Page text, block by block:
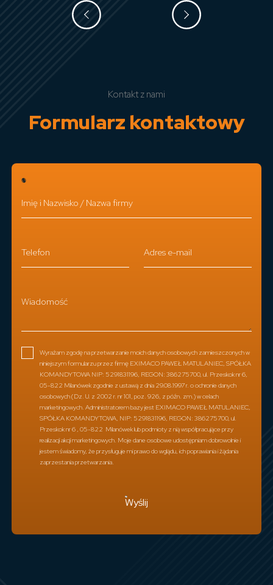
Kontakt z nami
Formularz kontaktowy
Imię i Nazwisko / Nazwa firmy
Telefon Adres e-mail
Wiadomość
Wyrażam zgodę na przetwarzanie moich danych osobowych zamieszczonych w
niniejszym formularzu przez firmę EXIMACO PAWEŁ MATULANIEC, SPÓŁKA
KOMANDYTOWA NIP: 5291831196, REGON: 386275700, ul. Przeskok nr 6,
05-822 Milanówek zgodnie z ustawą z dnia 29.08.1997 r. o ochronie danych
osobowych (Dz. U. z 2002 r. nr 101, poz. 926, z późn. zm.) w celach
marketingowych. Administratorem bazy jest EXIMACO PAWEŁ MATULANIEC,
SPÓŁKA KOMANDYTOWA, NIP: 5291831196, REGON: 386275700, ul.
Przeskok nr 6 , 05-822 Milanówek lub podmioty z nią współpracujące przy
realizacji akcji marketingowych. Moje dane osobowe udostępniam dobrowolnie i
jestem świadomy, że przysługuje mi prawo do wglądu, ich poprawiania i żądania
zaprzestania przetwarzania.
Wyślij